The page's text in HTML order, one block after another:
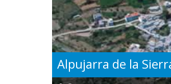
Alpujarra de la